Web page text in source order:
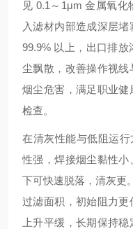
见 0.1～1μm 金属氧
入滤材内部造成深层
99.9% 以上，出口排放
尘飘散，改善操作视
烟尘危害，满足职业
检查。
在清灰性能与低阻运
性强，焊接烟尘黏性
下可快速脱落，清灰更
过滤面积，初始阻力
上升平缓，长期保持